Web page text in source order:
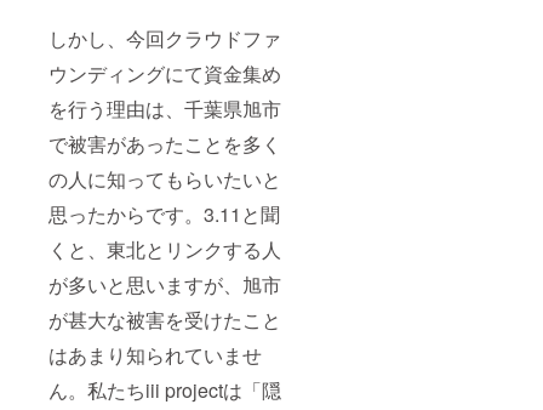
しかし、今回クラウドファ
ウンディングにて資金集め
を行う理由は、千葉県旭市
で被害があったことを多く
の人に知ってもらいたいと
思ったからです。3.11と聞
くと、東北とリンクする人
が多いと思いますが、旭市
が甚大な被害を受けたこと
はあまり知られていませ
ん。私たちiii projectは「隠